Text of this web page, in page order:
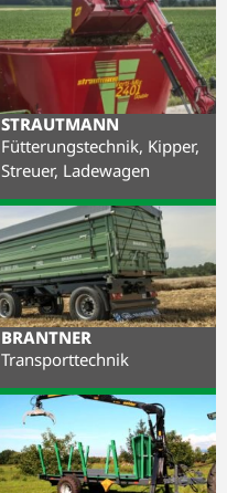
STRAUTMANN
Fütterungstechnik, Kipper,
Streuer, Ladewagen
BRANTNER
Transporttechnik